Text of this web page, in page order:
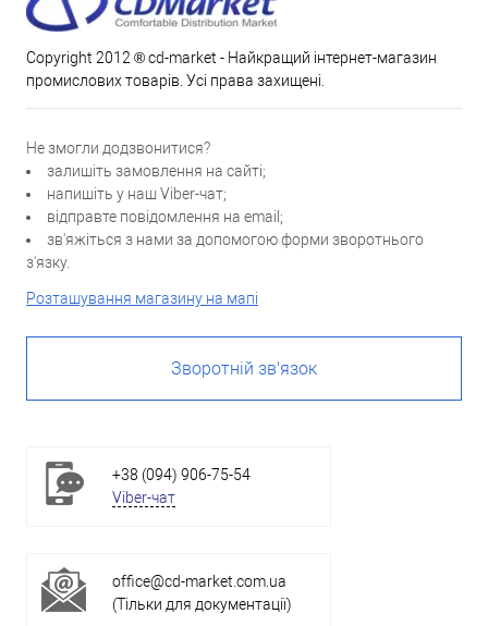
Copyright 2012 ® cd-market - Найкращий інтернет-магазин
промислових товарів. Усі права захищені.
Не змогли додзвонитися?
залишіть замовлення на сайті;
напишіть у наш Viber-чат;
відправте повідомлення на email;
зв'яжіться з нами за допомогою форми зворотнього
з'язку.
Розташування магазину на мапі
Зворотній зв'язок
+38 (094) 906-75-54
Viber-чат
office@cd-market.com.ua
(Тільки для документації)